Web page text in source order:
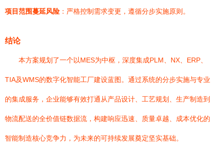
项目范围蔓延风险 ：严格控制需求变更，遵循分步实施原则。
结论
本方案规划了一个以MES为中枢，深度集成PLM、NX、ERP、
TIA及WMS的数字化智能工厂建设蓝图。通过系统的分步实施与专业
的集成服务，企业能够有效打通从产品设计、工艺规划、生产制造到
物流配送的全价值链数据流，构建响应迅速、质量卓越、成本优化的
智能制造核心竞争力，为未来的可持续发展奠定坚实基础。